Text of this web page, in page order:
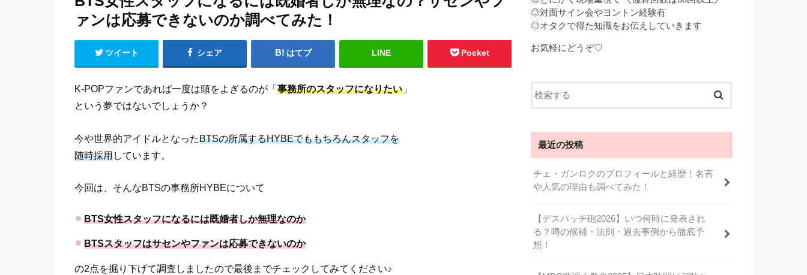
ァンは応募できないのか調べてみた！
ツイート シェア はてブ LINE Pocket
K-POPファンであれば一度は頭をよぎるのが「事務所のスタッフになりたい 」
という夢ではないでしょうか？
今や世界的アイドルとなったBTSの所属するHYBEでももちろんスタッフを
随時採用しています。
今回は、そんなBTSの事務所HYBEについて
BTS女性スタッフになるには既婚者しか無理なのか
BTSスタッフはサセンやファンは応募できないのか
の2点を掘り下げて調査しましたので最後までチェックしてみてください♪
◎対面サイン会やヨントン経験有
◎オタクで得た知識をお伝えしていきます
お気軽にどうぞ♡
最近の投稿
チェ・ガンロクのプロフィールと経歴！名言
や人気の理由も調べてみた！
【デスパッチ砲2026】いつ何時に発表され
る？噂の候補・法則・過去事例から徹底予
想！